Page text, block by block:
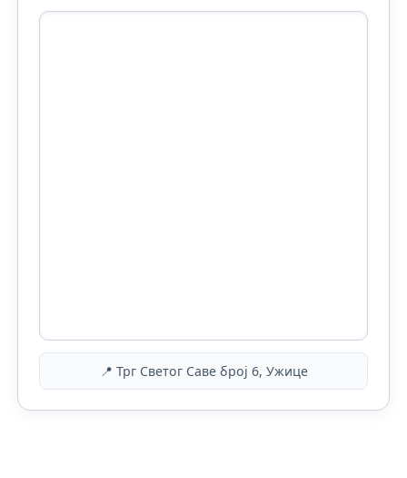
📍 Трг Светог Саве број 6, Ужице